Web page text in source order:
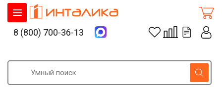
8 (800) 700-36-13